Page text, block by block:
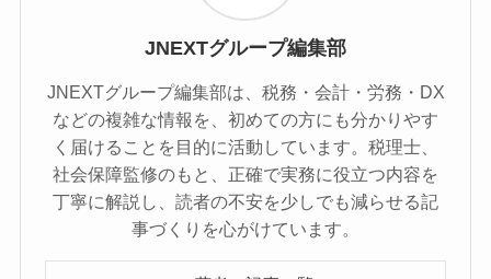
JNEXTグループ編集部
JNEXTグループ編集部は、税務・会計・労務・DX
などの複雑な情報を、初めての方にも分かりやす
く届けることを目的に活動しています。税理士、
社会保障監修のもと、正確で実務に役立つ内容を
丁寧に解説し、読者の不安を少しでも減らせる記
事づくりを心がけています。